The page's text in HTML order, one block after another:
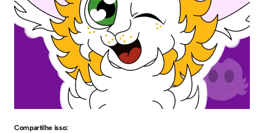
Compartilhe isso: